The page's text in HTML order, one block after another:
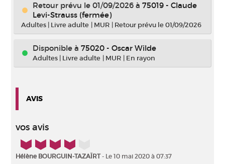
Retour prévu le 01/09/2026 à 75019 - Claude
Levi-Strauss (fermée)
Adultes | Livre adulte | MUR | Retour prévu le 01/09/2026
Disponible à 75020 - Oscar Wilde
Adultes | Livre adulte | MUR | En rayon
AVIS
vos avis
4/5
Hélène BOURGUIN-TAZAÏRT- Le 10 mai 2020 à 07:37